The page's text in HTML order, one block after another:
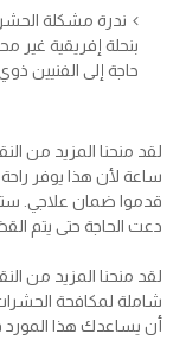
ندرة مشكلة
بنحلة إفريقية غير
حاجة إلى الفنيين
ساعة لأن هذا يوفر راحة
قدموا ضمان علاجي.
دعت الحاجة حتى يتم
لقد منحنا المزيد من
شاملة لمكافحة
أن يساعدك هذا المورد